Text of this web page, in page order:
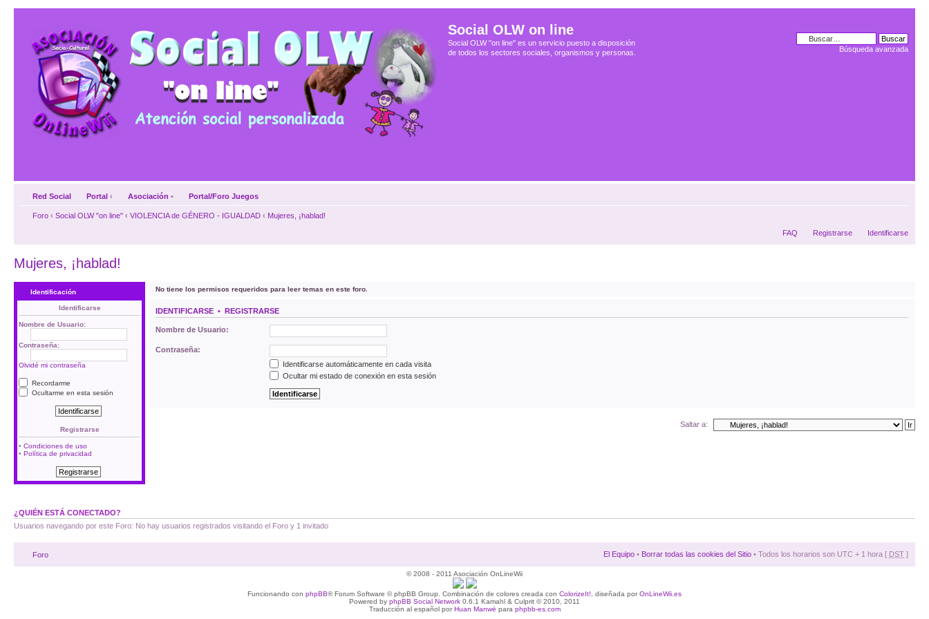
Social OLW on line
Social OLW "on line" es un servicio puesto a disposición
de todos los sectores sociales, organismos y personas.
Búsqueda avanzada
Red Social Portal ‹ Asociación • Portal/Foro Juegos
Foro ‹ Social OLW "on line" ‹ VIOLENCIA de GÉNERO - IGUALDAD ‹ Mujeres, ¡hablad!
FAQ Registrarse Identificarse
Mujeres, ¡hablad!
Identificación
Identificarse
Nombre de Usuario:
Contraseña:
Olvidé mi contraseña
Recordarme
Ocultarme en esta sesión
Registrarse
• Condiciones de uso
• Política de privacidad
No tiene los permisos requeridos para leer temas en este foro.
IDENTIFICARSE • REGISTRARSE
Nombre de Usuario:
Contraseña:
Identificarse automáticamente en cada visita
Ocultar mi estado de conexión en esta sesión
Saltar a:
¿QUIÉN ESTÁ CONECTADO?
Usuarios navegando por este Foro: No hay usuarios registrados visitando el Foro y 1 invitado
Foro El Equipo • Borrar todas las cookies del Sitio • Todos los horarios son UTC + 1 hora [ DST ]
© 2008 - 2011 Asociación OnLineWii
Funcionando con phpBB® Forum Software © phpBB Group. Combinación de colores creada con ColorizeIt! , diseñada porOnLineWii.es
Powered by phpBB Social Network 0.6.1 Kamahl & Culprit © 2010, 2011
Traducción al español porHuan Manwë para phpbb-es.com